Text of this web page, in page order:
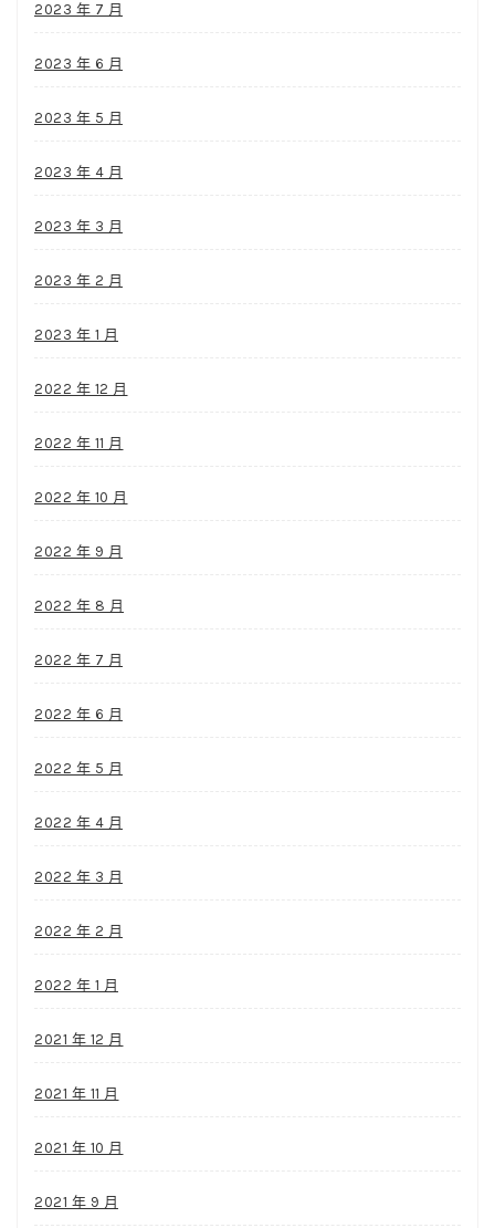
2023 年 7 月
2023 年 6 月
2023 年 5 月
2023 年 4 月
2023 年 3 月
2023 年 2 月
2023 年 1 月
2022 年 12 月
2022 年 11 月
2022 年 10 月
2022 年 9 月
2022 年 8 月
2022 年 7 月
2022 年 6 月
2022 年 5 月
2022 年 4 月
2022 年 3 月
2022 年 2 月
2022 年 1 月
2021 年 12 月
2021 年 11 月
2021 年 10 月
2021 年 9 月